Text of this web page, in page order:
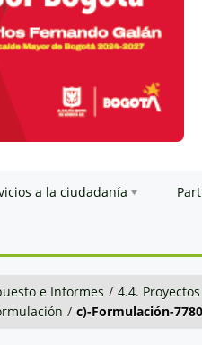
a la ciudadanía
e Informes / 4.4.
/ c)-Formulación-